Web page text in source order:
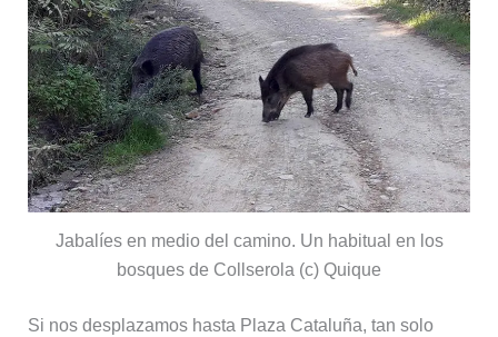
Jabalíes en medio del camino. Un habitual en los
bosques de Collserola (c) Quique
Si nos desplazamos hasta Plaza Cataluña, tan solo